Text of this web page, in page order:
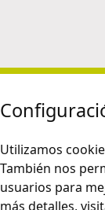
Utilizamos
También nos
usuarios para
más detalles,